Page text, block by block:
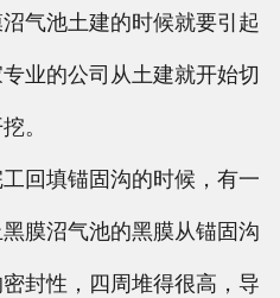
气池土建的时候就要引起
业的公司从土建就开始切
。
回填锚固沟的时候，有一
膜沼气池的黑膜从锚固沟
封性，四周堆得很高，导